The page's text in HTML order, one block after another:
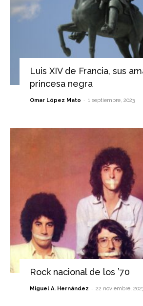
Luis XIV de Francia, sus
princesa negra
Omar López Mato - 1 septiembre, 2023
Rock nacional de los ’70
Miguel A. Hernández - 22 noviembre,